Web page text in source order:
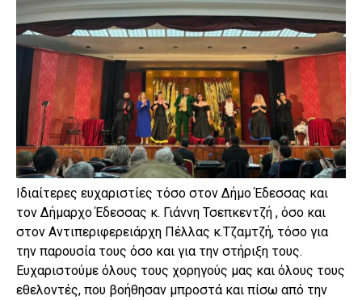
Ιδιαίτερες ευχαριστίες τόσο στον Δήμο Έδεσσας και
τον Δήμαρχο Έδεσσας κ. Γιάννη Τσεπκεντζή , όσο και
στον Αντιπεριφερειάρχη Πέλλας κ.Τζαμτζή, τόσο για
την παρουσία τους όσο και για την στήριξη τους.
Ευχαριστούμε όλους τους χορηγούς μας και όλους τους
εθελοντές, που βοήθησαν μπροστά και πίσω από την